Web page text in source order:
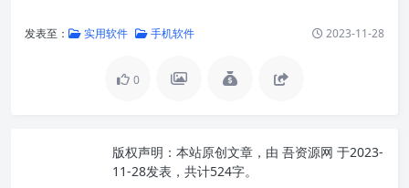
发表至： 实用软件 手机软件 2023-11-28
0
版权声明： 本站原创文章，由 吾资源网 于2023-
11-28发表，共计524字。